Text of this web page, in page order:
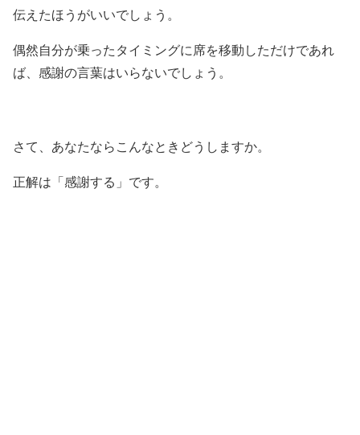
伝えたほうがいいでしょう。
偶然自分が乗ったタイミングに席を移動しただけであれ
ば、感謝の言葉はいらないでしょう。
さて、あなたならこんなときどうしますか。
正解は「感謝する」です。